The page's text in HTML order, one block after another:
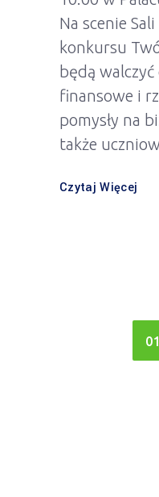
Gala
Pomysł
Gala
oraz Twój
konkursu
będą walczyć